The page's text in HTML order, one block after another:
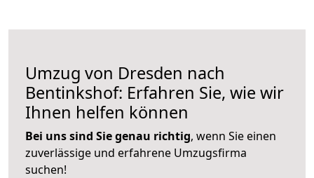
Umzug von Dresden nach
Bentinkshof: Erfahren Sie, wie wir
Ihnen helfen können
Bei uns sind Sie genau richtig, wenn Sie einen
zuverlässige und erfahrene Umzugsfirma
suchen!